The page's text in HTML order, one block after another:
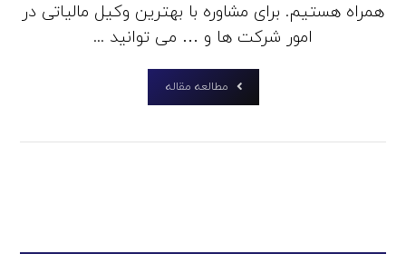
همراه هستیم. برای مشاوره با بهترین وکیل مالیاتی در
امور شرکت ها و … می توانید ...
مطالعه مقاله